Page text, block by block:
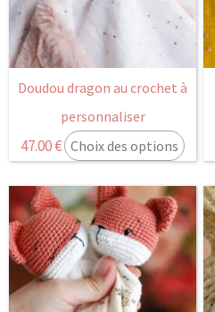
Doudou dragon au crochet à
personnaliser
47.00€ Choix des options